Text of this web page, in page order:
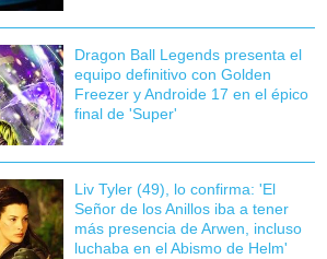
Dragon Ball Legends presenta el
equipo definitivo con Golden
Freezer y Androide 17 en el épico
final de 'Super'
Liv Tyler (49), lo confirma: 'El
Señor de los Anillos iba a tener
más presencia de Arwen, incluso
luchaba en el Abismo de Helm'